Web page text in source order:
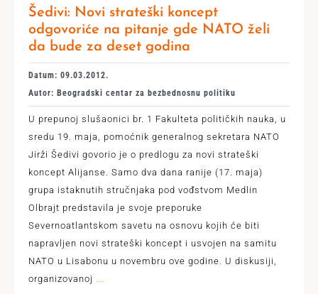
Šedivi: Novi strateški koncept
odgovoriće na pitanje gde NATO želi
da bude za deset godina
Datum: 09.03.2012.
Autor: Beogradski centar za bezbednosnu politiku
U prepunoj slušaonici br. 1 Fakulteta političkih nauka, u
sredu 19. maja, pomoćnik generalnog sekretara NATO
Jirži Šedivi govorio je o predlogu za novi strateški
koncept Alijanse. Samo dva dana ranije (17. maja)
grupa istaknutih stručnjaka pod vođstvom Medlin
Olbrajt predstavila je svoje preporuke
Severnoatlantskom savetu na osnovu kojih će biti
napravljen novi strateški koncept i usvojen na samitu
NATO u Lisabonu u novembru ove godine. U diskusiji,
organizovanoj